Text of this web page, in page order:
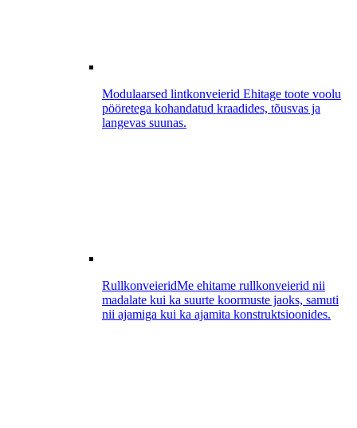
Modulaarsed lintkonveierid Ehitage toote voolu
pööretega kohandatud kraadides, tõusvas ja
langevas suunas.
RullkonveieridMe ehitame rullkonveierid nii
madalate kui ka suurte koormuste jaoks, samuti
nii ajamiga kui ka ajamita konstruktsioonides.